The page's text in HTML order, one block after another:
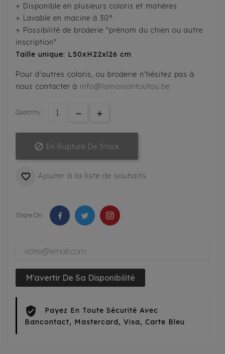
+ Disponible en plusieurs coloris et matières
+ Lavable en macine à 30°
+ Possibilité de broderie "prénom du chien ou autre
inscription"
Taille unique: L50xH22xl26 cm
Pour d'autres coloris, ou broderie n'hésitez pas à
nous contacter à info@lamaisontoutou.be
Quantity :
 En Rupture De Stock
 Ajouter à la liste de souhaits
Share On :
M'avertir De Sa Disponibilité
Payez En Toute Sécurité Avec
Bancontact, Mastercard, Visa, Carte Bleu